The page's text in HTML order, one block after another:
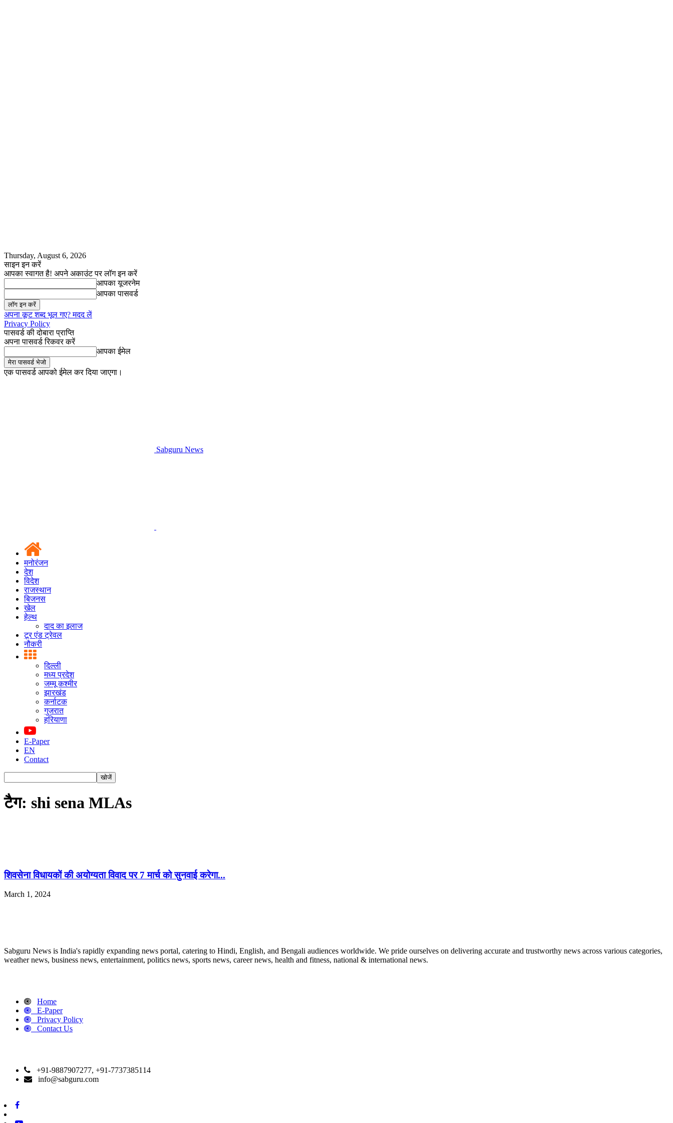
Thursday, August 6, 2026
साइन इन करें
आपका स्वागत है! अपने अकाउंट पर लॉग इन करें
आपका यूजरनेम
आपका पासवर्ड
अपना कूट शब्द भूल गए? मदद लें
Privacy Policy
पासवर्ड की दोबारा प्राप्ति
अपना पासवर्ड रिकवर करें
आपका ईमेल
एक पासवर्ड आपको ईमेल कर दिया जाएगा।
Sabguru News
मनोरंजन
देश
विदेश
राजस्थान
बिजनस
खेल
हेल्थ
दाद का इलाज
टूर एंड ट्रेवल
नौकरी
दिल्ली
मध्य प्रदेश
जम्मू कश्मीर
झारखंड
कर्नाटक
गुजरात
हरियाणा
E-Paper
EN
Contact
टैग: shi sena MLAs
शिवसेना विधायकों की अयोग्यता विवाद पर 7 मार्च को सुनवाई करेगा...
March 1, 2024
Sabguru News is India's rapidly expanding news portal, catering to Hindi, English, and Bengali audiences worldwide. We pride ourselves on delivering accurate and trustworthy news across various categories,
weather news, business news, entertainment, politics news, sports news, career news, health and fitness, national & international news.
Home
E-Paper
Privacy Policy
Contact Us
+91-9887907277, +91-7737385114
info@sabguru.com